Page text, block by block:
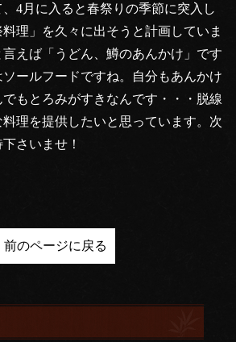
4月に入ると春祭りの季節に突入し
理」を久々に出そうと計画していま
えば「うどん、鱒のあんかけ」です
ールフードですね。自分もあんかけ
もとろみがすきなんです・・・脱線
理を提供したいと思っています。次
さいませ！
前のページに戻る